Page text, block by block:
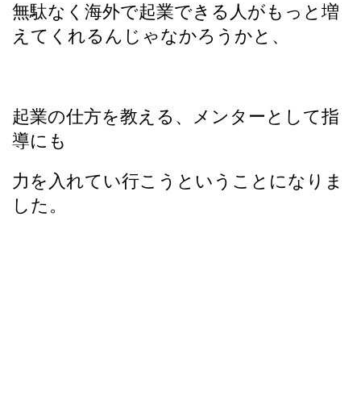
無駄なく海外で起業できる人がもっと増
えてくれるんじゃなかろうかと、
起業の仕方を教える、メンターとして指
導にも
力を入れてい行こうということになりま
した。